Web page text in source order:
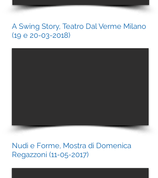
A Swing Story, Teatro Dal Verme Milano
(19 e 20-03-2018)
Nudi e Forme, Mostra di Domenica
Regazzoni (11-05-2017)